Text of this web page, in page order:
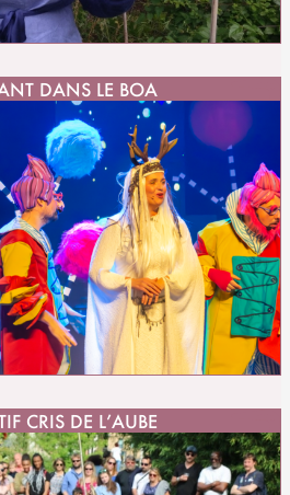
DANS LE BOA
CRIS DE L’AUBE